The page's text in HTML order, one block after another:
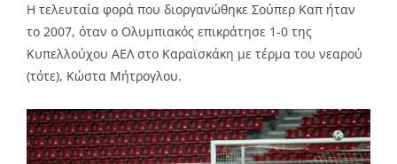
Η τελευταία φορά που διοργανώθηκε Σούπερ Καπ ήταν
το 2007, όταν ο Ολυμπιακός επικράτησε 1-0 της
Κυπελλούχου ΑΕΛ στο Καραϊσκάκη με τέρμα του νεαρού
(τότε), Κώστα Μήτρογλου.